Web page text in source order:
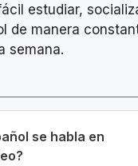
estudiar,
de manera
semana.
se habla en